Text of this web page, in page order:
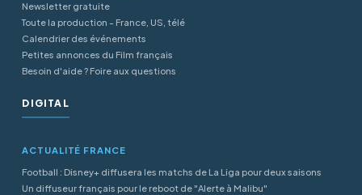
Newsletter gratuite
Toute la production - France, US, télé
Calendrier des événements
Petites annonces du Film français
Besoin d'aide ? Foire aux questions
DIGITAL
ACTUALITÉ FRANCE
Football : Disney+ diffusera les matchs de La Liga pour deux saisons
Un diffuseur français pour le reboot de "Alerte à Malibu"